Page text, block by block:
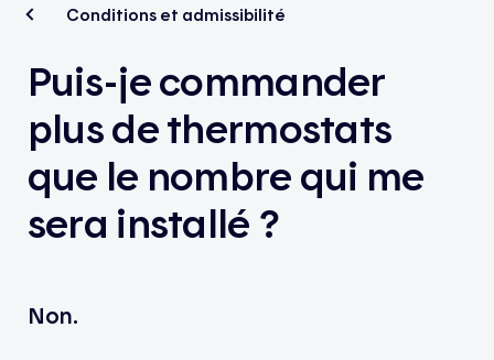
Conditions et admissibilité
Puis-je commander
plus de thermostats
que le nombre qui me
sera installé ?
Non.